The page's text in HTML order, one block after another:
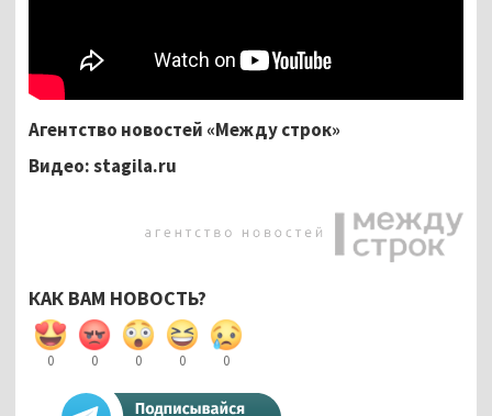
Агентство новостей «Между строк»
Видео: stagila.ru
КАК ВАМ НОВОСТЬ?
0 0 0 0 0